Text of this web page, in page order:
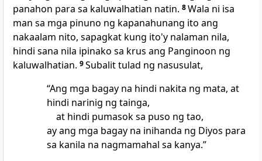
panahon para sa kaluwalhatian natin. 8Wala ni isa
man sa mga pinuno ng kapanahunang ito ang
nakaalam nito, sapagkat kung ito'y nalaman nila,
hindi sana nila ipinako sa krus ang Panginoon ng
kaluwalhatian. 9Subalit tulad ng nasusulat,
“Ang mga bagay na hindi nakita ng mata, at
hindi narinig ng tainga,
at hindi pumasok sa puso ng tao,
ay ang mga bagay na inihanda ng Diyos para
sa kanila na nagmamahal sa kanya.”